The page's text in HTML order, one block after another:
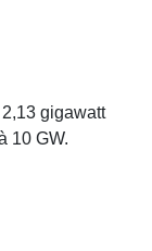
gigawatt
10 GW.